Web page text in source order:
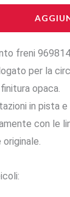
freni
per la
opaca.
in pista
con le